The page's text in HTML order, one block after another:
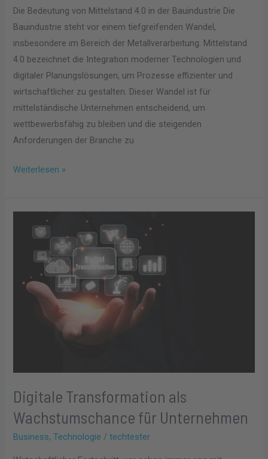
Die Bedeutung von Mittelstand 4.0 in der Bauindustrie Die
Bauindustrie steht vor einem tiefgreifenden Wandel,
insbesondere im Bereich der Metallverarbeitung. Mittelstand
4.0 bezeichnet die Integration moderner Technologien und
digitaler Planungslösungen, um Prozesse effizienter und
wirtschaftlicher zu gestalten. Dieser Wandel ist für
mittelständische Unternehmen entscheidend, um
wettbewerbsfähig zu bleiben und die steigenden
Anforderungen der Branche zu
Weiterlesen »
Digitale Transformation als
Wachstumschance für Unternehmen
Business,Technologie /techtester
Transformation
Wachstumschance
für
Unternehmen